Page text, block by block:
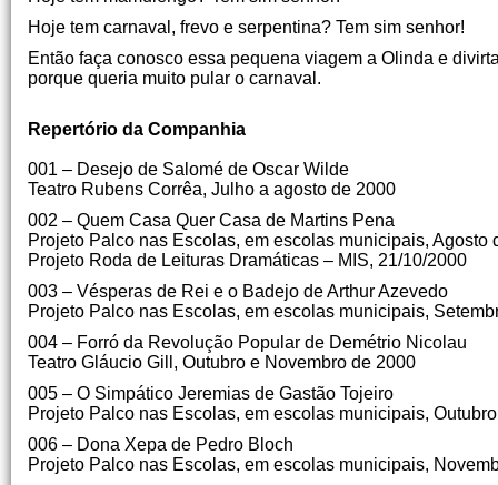
Hoje tem carnaval, frevo e serpentina? Tem sim senhor!
Então faça conosco essa pequena viagem a Olinda e
porque queria muito pular o carnaval.
Repertório da Companhia
001 – Desejo de Salomé de Oscar Wilde
Teatro Rubens Corrêa, Julho a agosto de 2000
002 – Quem Casa Quer Casa de Martins Pena
Projeto Palco nas Escolas, em escolas municipais, Agosto
Projeto Roda de Leituras Dramáticas – MIS, 21/10/2000
003 – Vésperas de Rei e o Badejo de Arthur Azevedo
Projeto Palco nas Escolas, em escolas municipais,
004 – Forró da Revolução Popular de Demétrio Nicolau
Teatro Gláucio Gill, Outubro e Novembro de 2000
005 – O Simpático Jeremias de Gastão Tojeiro
Projeto Palco nas Escolas, em escolas municipais,
006 – Dona Xepa de Pedro Bloch
Projeto Palco nas Escolas, em escolas municipais,